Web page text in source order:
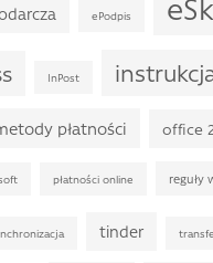
ePodpis
InPost
płatności office
płatności online reguły
tinder